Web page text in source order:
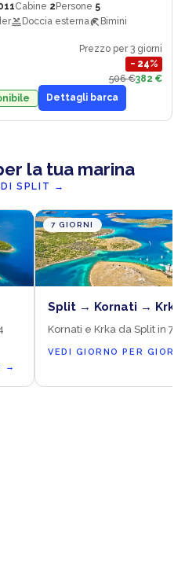
Cabine 2 Persone 5
Doccia esterna Bimini
Prezzo per 3 giorni
− 24%
506 €382 €
Dettagli barca
la tua marina
SPLIT →
→
7 GIORNI
Split → Kornati → Krka
Kornati e Krka da Split in 7
VEDI GIORNO PER